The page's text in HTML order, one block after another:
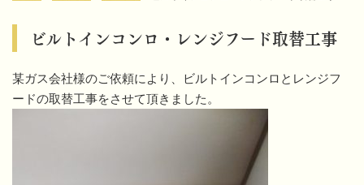
ビルトインコンロ・レンジフード取替工事
某ガス会社様のご依頼により、ビルトインコンロとレンジフ
ードの取替工事をさせて頂きました。